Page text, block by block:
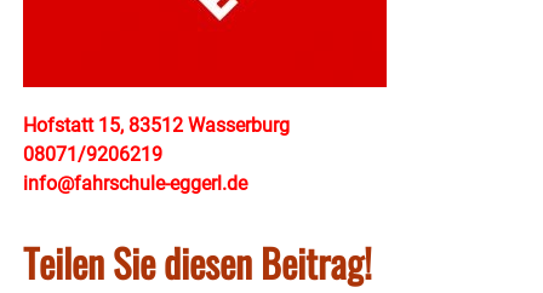
Hofstatt 15, 83512 Wasserburg
08071/9206219
info@fahrschule-eggerl.de
Teilen Sie diesen Beitrag!